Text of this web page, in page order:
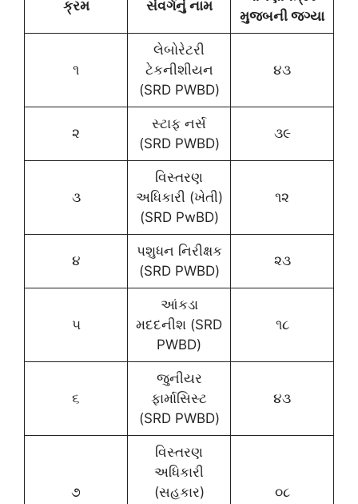
ક્રમ સંવર્ગનું નામ
મુજબની જગ્યા
૧
લેબોરેટરી
ટેકનીશીયન
(SRD PWBD)
૪૩
૨
સ્ટાફ નર્સ
(SRD PWBD)
૩૯
૩
વિસ્તરણ
અધિકારી (ખેતી)
(SRD PwBD)
૧૨
૪
પશુધન નિરીક્ષક
(SRD PWBD)
૨૩
૫
આંકડા
મદદનીશ (SRD
PWBD)
૧૮
૬
જુનીયર
ફાર્માસિસ્ટ
(SRD PWBD)
૪૩
૭
વિસ્તરણ
અધિકારી
(સહકાર)
૦૮